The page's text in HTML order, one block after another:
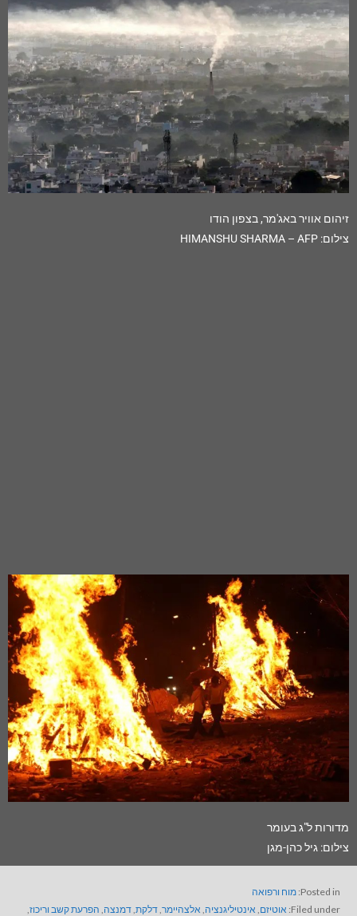
זיהום אוויר באג'מר, בצפון הודו
צילום: HIMANSHU SHARMA – AFP
מדורות ל"ג בעומר
צילום: גיל כהן-מגן
Posted in: מוח ורפואה
Filed under: אוטיזם אינטיליגנציה אלצהיימר, דלקת, דמנצה הפרעת קשב וריכוז,